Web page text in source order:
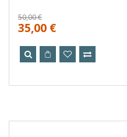
50,00 €
35,00 €